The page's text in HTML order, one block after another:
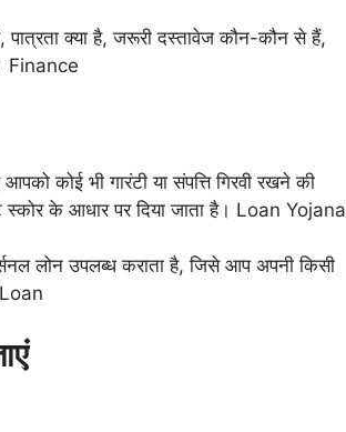
क्या है, जरूरी दस्तावेज कौन-कौन से हैं,
Finance
कोई भी गारंटी या संपत्ति गिरवी रखने की
स्कोर के आधार पर दिया जाता है। Loan Yojana
लोन उपलब्ध कराता है, जिसे आप अपनी किसी